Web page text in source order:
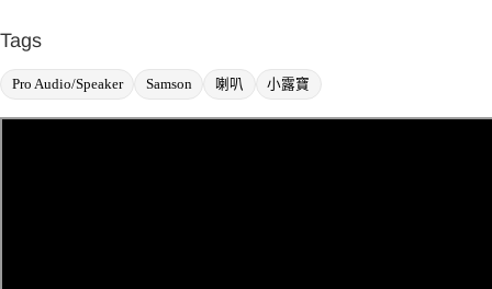
Tags
Pro Audio/Speaker Samson 喇叭 小露寶